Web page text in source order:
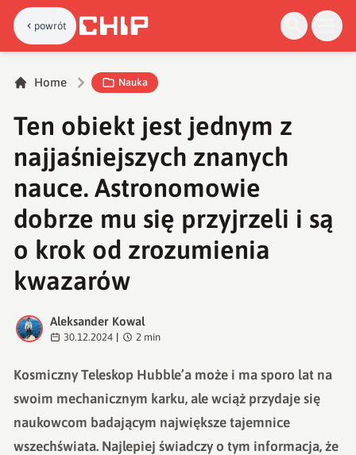
powrót
Home Nauka
Ten obiekt jest jednym z
najjaśniejszych znanych
nauce. Astronomowie
dobrze mu się przyjrzeli i są
o krok od zrozumienia
kwazarów
A
Aleksander Kowal
30.12.2024 2 min
Kosmiczny Teleskop Hubble’a może i ma sporo lat na
swoim mechanicznym karku, ale wciąż przydaje się
naukowcom badającym największe tajemnice
wszechświata. Najlepiej świadczy o tym informacja, że